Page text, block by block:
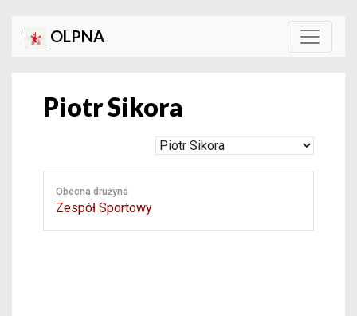
OLPNA
Piotr Sikora
Obecna drużyna
Zespół Sportowy